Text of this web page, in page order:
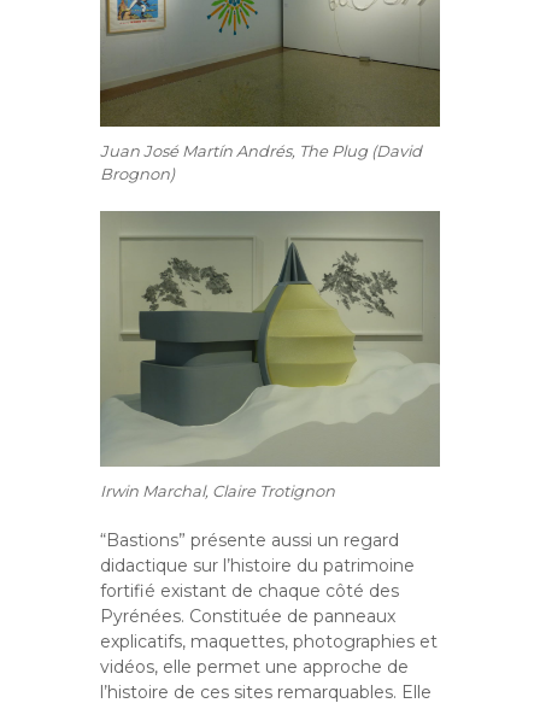
Juan José Martín Andrés, The Plug (David
Brognon)
Irwin Marchal, Claire Trotignon
“Bastions” présente aussi un regard
didactique sur l’histoire du patrimoine
fortifié existant de chaque côté des
Pyrénées. Constituée de panneaux
explicatifs, maquettes, photographies et
vidéos, elle permet une approche de
l’histoire de ces sites remarquables. Elle